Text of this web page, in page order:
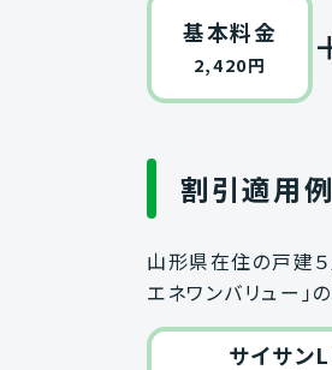
基本料金
2,420円
割引適用
山形県在住の戸建
エネワンバリュー
サイサン